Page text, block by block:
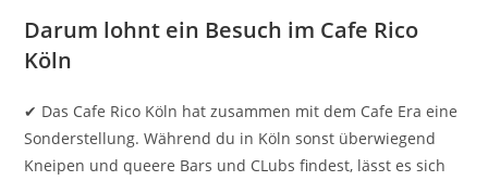
Darum lohnt ein Besuch im Cafe Rico
Köln
✔ Das Cafe Rico Köln hat zusammen mit dem Cafe Era eine
Sonderstellung. Während du in Köln sonst überwiegend
Kneipen und queere Bars und CLubs findest, lässt es sich